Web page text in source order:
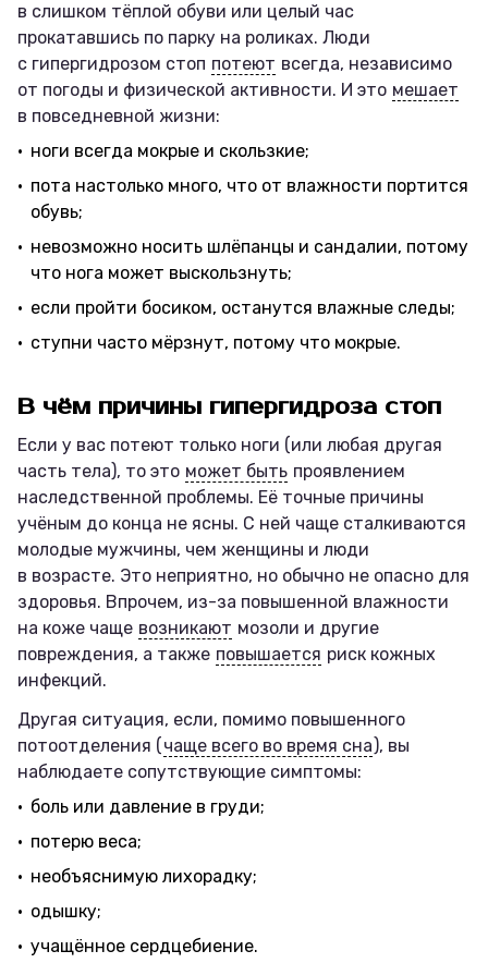
в слишком тёплой обуви или целый час
прокатавшись по парку на роликах. Люди
с гипергидрозом стоп потеют всегда, независимо
от погоды и физической активности. И это мешает
в повседневной жизни:
ноги всегда мокрые и скользкие;
пота настолько много, что от влажности портится
обувь;
невозможно носить шлёпанцы и сандалии, потому
что нога может выскользнуть;
если пройти босиком, останутся влажные следы;
ступни часто мёрзнут, потому что мокрые.
В чём причины гипергидроза стоп
Если у вас потеют только ноги (или любая другая
часть тела), то это может быть проявлением
наследственной проблемы. Её точные причины
учёным до конца не ясны. С ней чаще сталкиваются
молодые мужчины, чем женщины и люди
в возрасте. Это неприятно, но обычно не опасно для
здоровья. Впрочем, из-за повышенной влажности
на коже чаще возникают мозоли и другие
повреждения, а также повышается риск кожных
инфекций.
Другая ситуация, если, помимо повышенного
потоотделения ( чаще всего во время сна ), вы
наблюдаете сопутствующие симптомы:
боль или давление в груди;
потерю веса;
необъяснимую лихорадку;
одышку;
учащённое сердцебиение.